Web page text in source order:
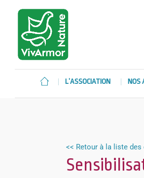
L’ASSOCIATION NOS
<< Retour à la liste des